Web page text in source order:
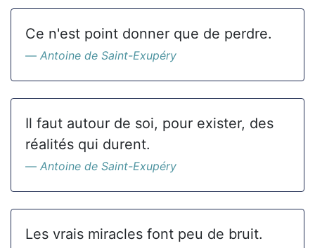
Ce n'est point donner que de perdre.
Antoine de Saint-Exupéry
Il faut autour de soi, pour exister, des
réalités qui durent.
Antoine de Saint-Exupéry
Les vrais miracles font peu de bruit.